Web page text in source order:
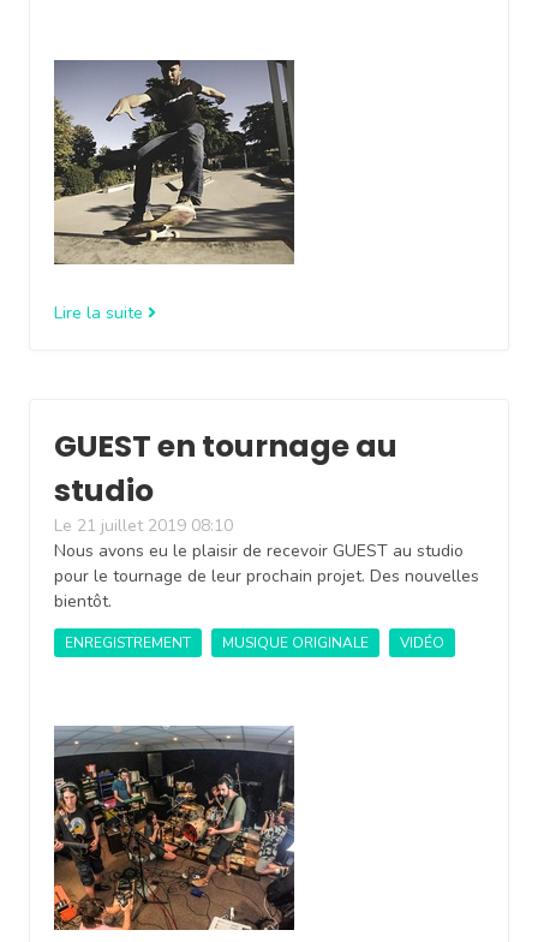
Lire la suite
GUEST en tournage au
studio
Le 21 juillet 2019 08:10
Nous avons eu le plaisir de recevoir GUEST au studio
pour le tournage de leur prochain projet. Des nouvelles
bientôt.
ENREGISTREMENT MUSIQUE ORIGINALE VIDÉO